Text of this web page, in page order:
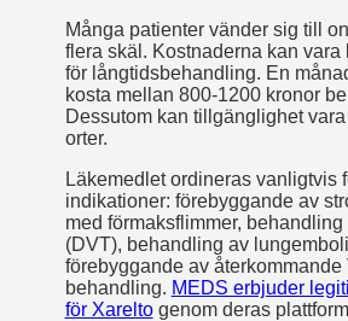
Många patienter vänder sig till
flera skäl. Kostnaderna kan vara
för långtidsbehandling. En
kosta mellan 800-1200 kronor
Dessutom kan tillgänglighet
orter.
Läkemedlet ordineras vanligtvis
indikationer: förebyggande av
med förmaksflimmer,
(DVT), behandling av
förebyggande av återkommande
behandling. MEDS erbjuder
för Xareltogenom deras